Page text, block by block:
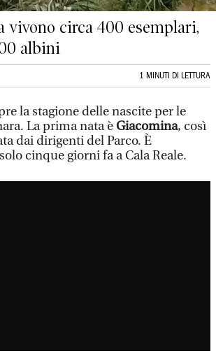
vivono circa 400 esemplari,
albini
1 MINUTI DI LETTURA
la stagione delle nascite per le
La prima nata èGiacomina, così
dai dirigenti del Parco. È
cinque giorni fa a Cala Reale.